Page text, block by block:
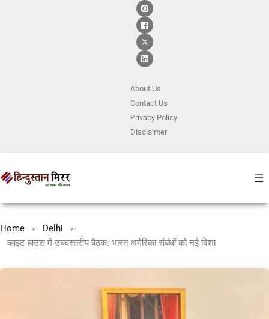
About Us
ContactUs
Privacy Policy
Disclaimer
Home
Delhi
व्हाइट हाउस में उच्चस्तरीय बैठक: भारत-अमेरिका संबंधों को नई दिशा